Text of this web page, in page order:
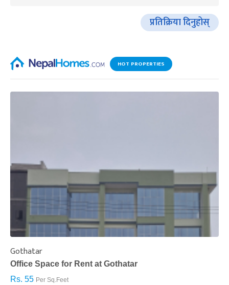
प्रतिक्रिया दिनुहोस्
HOT PROPERTIES
Gothatar
Office Space for Rent at Gothatar
Rs. 55 Per Sq.Feet